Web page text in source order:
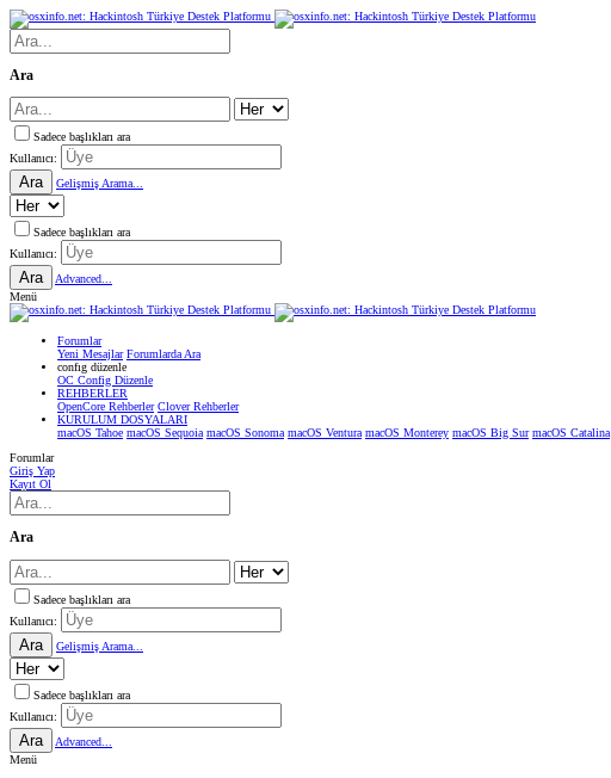
Ara
Sadece başlıkları ara
Kullanıcı:
Ara Gelişmiş Arama...
Sadece başlıkları ara
Kullanıcı:
Ara
Advanced...
Menü
Forumlar
Yeni Mesajlar Forumlarda Ara
confıg düzenle
OC Config Düzenle
REHBERLER
OpenCore Rehberler Clover Rehberler
KURULUM DOSYALARI
macOS Tahoe macOS Sequoia macOS Sonoma macOS Ventura macOS Monterey macOS Big Sur macOS Catalina
Forumlar
Giriş Yap
Kayıt Ol
Ara
Sadece başlıkları ara
Kullanıcı:
Ara Gelişmiş Arama...
Sadece başlıkları ara
Kullanıcı:
Ara
Advanced...
Menü